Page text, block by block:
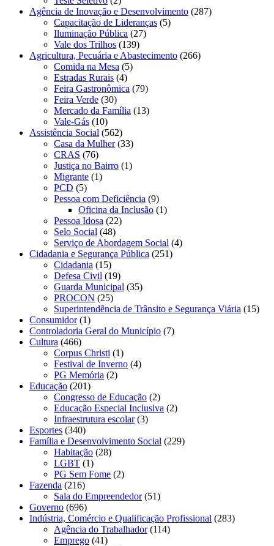
Agência de Inovação e Desenvolvimento (287)
Capacitação de Lideranças (5)
Iluminação Pública (27)
Vale dos Trilhos (139)
Agricultura, Pecuária e Abastecimento (266)
Comida na Mesa (5)
Estradas Rurais (4)
Feira Gastronômica (79)
Feira Verde (30)
Mercado da Família (13)
Vale-Gás (10)
Assistência Social (562)
Casa da Mulher(33)
CRAS (76)
Justiça no Bairro (1)
Migrante (1)
PCD (5)
Pessoa com Deficiência (9)
Oficina da Inclusão (1)
Pessoa Idosa (22)
Selo Social (48)
Serviço de Abordagem Social (4)
Cidadania e Segurança Pública (251)
Cidadania (15)
Defesa Civil (19)
Guarda Municipal (35)
PROCON (25)
Superintendência de Trânsito e Segurança Viária (15)
Consumidor(1)
Controladoria Geral do Município (7)
Cultura (466)
Corpus Christi (1)
Festival de Inverno (4)
PG Memória (2)
Educação (201)
Congresso de Educação (2)
Educação Especial Inclusiva (2)
Infraestrutura escolar(3)
Esportes (340)
Família e Desenvolvimento Social (229)
Habitação (28)
LGBT (1)
PG Sem Fome (2)
Fazenda (216)
Sala do Empreendedor(51)
Governo (696)
Indústria, Comércio e Qualificação Profissional (283)
Agência do Trabalhador(114)
Emprego (41)